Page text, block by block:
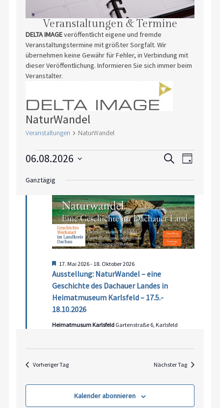
Veranstaltungen & Termine
DELTA IMAGEveröffentlicht eigene und fremde
Veranstaltungstermine mit größter Sorgfalt. Wir
übernehmen keine Gewähr für Fehler, in Verbindung mit
dieser Veröffentlichung. Informieren Sie sich immer beim
Veranstalter.
NaturWandel
Veranstaltungen NaturWandel
Veranstaltungen
6.
und
Navigation
SucheTag
06.08.2026
wählen.
Ganztägig
Ausstellung: NaturWandel – eine
Geschichte des Dachauer Landes in
Heimatmuseum Karlsfeld – 17.5.-
18.10.2026
Hervorgehoben
17. Mai 2026- 18. Oktober 2026
Heimatmusum Karlsfeld Gartenstraße 6, Karlsfeld
Vorheriger Tag Nächster Tag
Kalender abonnieren